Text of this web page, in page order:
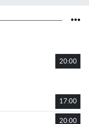
20:00
17:00
20:00